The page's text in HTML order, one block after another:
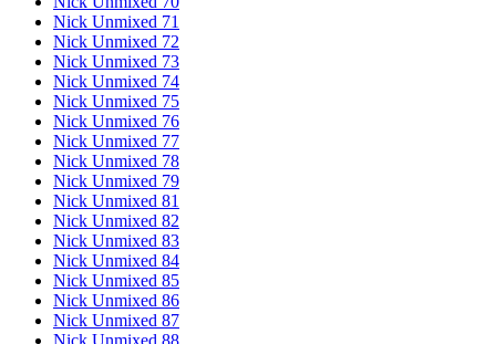
Nick Unmixed 71
Nick Unmixed 72
Nick Unmixed 73
Nick Unmixed 74
Nick Unmixed 75
Nick Unmixed 76
Nick Unmixed 77
Nick Unmixed 78
Nick Unmixed 79
Nick Unmixed 81
Nick Unmixed 82
Nick Unmixed 83
Nick Unmixed 84
Nick Unmixed 85
Nick Unmixed 86
Nick Unmixed 87
Nick Unmixed 88